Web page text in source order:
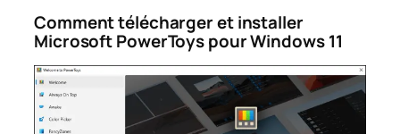
Comment télécharger et installer
Microsoft PowerToys pour Windows 11